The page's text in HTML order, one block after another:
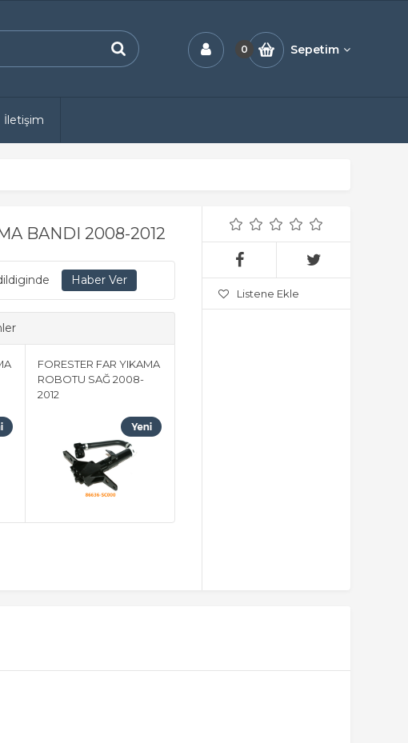
0 Sepetim
İletişim
BANDI 2008-2012
FORESTER FAR YIKAMA
ROBOTU SAĞ 2008-
2012
Listene Ekle